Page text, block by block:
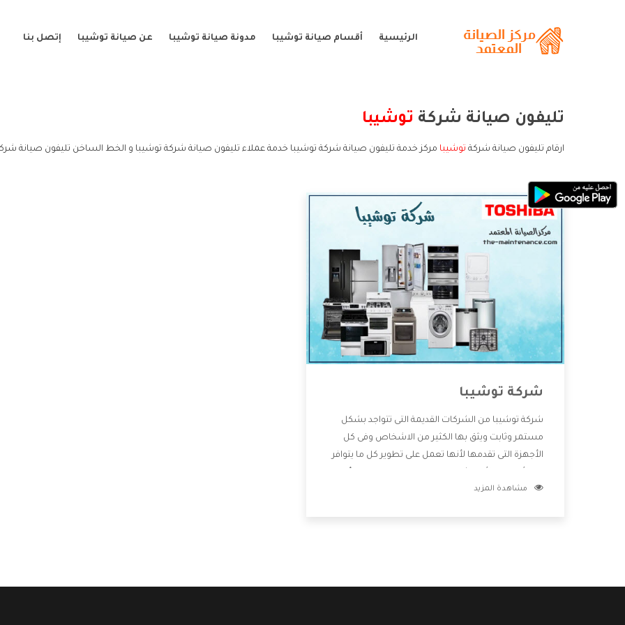
الرئيسية أقسام صيانة توشيبا مدونة صيانة توشيبا عن صيانة توشيبا إتصل بنا
تليفون صيانة شركة توشيبا
ارقام تليفون صيانة شركة توشيبا مركز خدمة تليفون صيانة شركة توشيبا خدمة عملاء تليفون صيانة شركة توشيبا و الخط الساخن تليفون صيانة
شركة توشيبا
شركة توشيبا من الشركات القديمة التى تتواجد بشكل
مستمر وثابت ويثق بها الكثير من الاشخاص وفى كل
الأجهزة التى تقدمها لأنها تعمل على تطوير كل ما يتوافر
خدمات ما بعد البيع مع المنتجات وتقدم للعملاء أقوى
مشاهدة المزيد